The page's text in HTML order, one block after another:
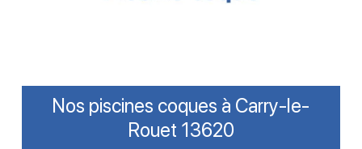
Nos piscines coques à Carry-le-
Rouet 13620